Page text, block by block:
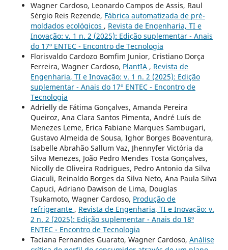
Wagner Cardoso, Leonardo Campos de Assis, Raul
Sérgio Reis Rezende, Fábrica automatizada de pré-
moldados ecológicos , Revista de Engenharia, TI e
Inovação: v. 1 n. 2 (2025): Edição suplementar - Anais
do 17º ENTEC - Encontro de Tecnologia
Florisvaldo Cardozo Bomfim Junior, Cristiano Dorça
Ferreira, Wagner Cardoso, PlantIA , Revista de
Engenharia, TI e Inovação: v. 1 n. 2 (2025): Edição
suplementar - Anais do 17º ENTEC - Encontro de
Tecnologia
Adrielly de Fátima Gonçalves, Amanda Pereira
Queiroz, Ana Clara Santos Pimenta, André Luís de
Menezes Leme, Erica Fabiane Marques Sambugari,
Gustavo Almeida de Sousa, Ighor Borges Boaventura,
Isabelle Abrahão Sallum Vaz, Jhennyfer Victória da
Silva Menezes, João Pedro Mendes Tosta Gonçalves,
Nicolly de Oliveira Rodrigues, Pedro Antonio da Silva
Giaculi, Reinaldo Borges da Silva Neto, Ana Paula Silva
Capuci, Adriano Dawison de Lima, Douglas
Tsukamoto, Wagner Cardoso, Produção de
refrigerante , Revista de Engenharia, TI e Inovação: v.
2 n. 2 (2025): Edição suplementar - Anais do 18º
ENTEC - Encontro de Tecnologia
Taciana Fernandes Guarato, Wagner Cardoso, Análise